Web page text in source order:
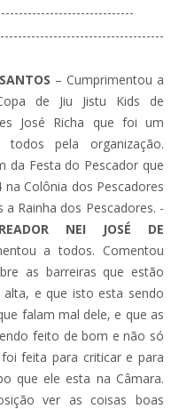
– Cumprimentou a
de Jiu Jistu Kids de
José Richa que foi um
todos pela organização.
da Festa do Pescador que
Colônia dos Pescadores
Rainha dos Pescadores. -
NEI JOSÉ DE
a todos. Comentou
as barreiras que estão
e que isto esta sendo
falam mal dele, e que as
feito de bom e não só
feita para criticar e para
que ele esta na Câmara.
ver as coisas boas